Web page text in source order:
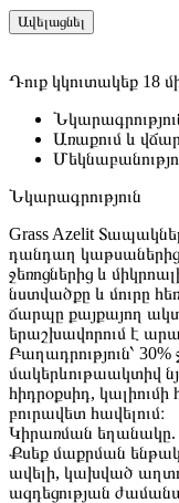
Ավելացնել
Դուք կկուտակեք 18
Առաքում և
Նկարագրություն
Grass Azelit
դանդաղ
ջեռոցներից և
նստվածքը և մուրը
ճարպը քայքայող
երաշխավորում է
Բաղադրություն՝ 30%
մակերևութաակտիվ
հիդրօքսիդ,
բուրավետ հավելում։
Կիրառման եղանակը.
Քսեք մաքրման
ավելի, կախված
ազդեցության